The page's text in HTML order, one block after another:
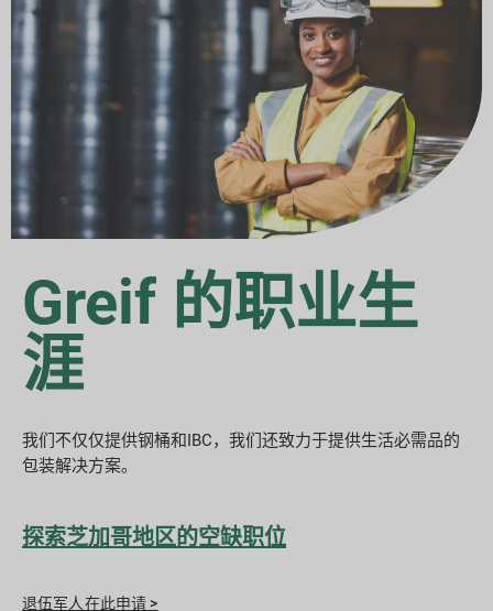
Greif 的职业生
涯
我们不仅仅提供钢桶和IBC，我们还致力于提供生活必需品的
包装解决方案。​
探索芝加哥地区的空缺职位
退伍军人在此申请 >